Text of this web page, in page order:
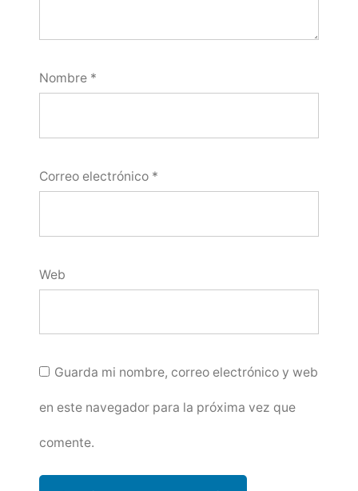
Nombre *
Correo electrónico *
Web
Guarda mi nombre, correo electrónico y web
en este navegador para la próxima vez que
comente.